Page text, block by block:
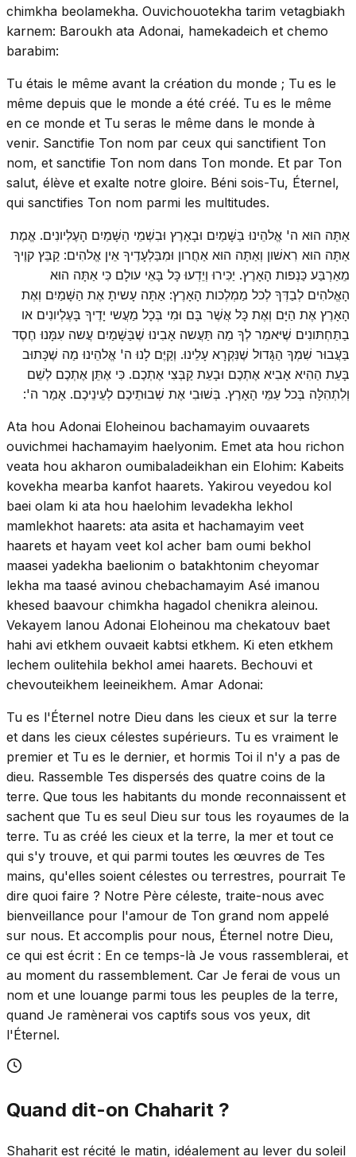
chimkha beolamekha. Ouvichouotekha tarim vetagbiakh
karnem: Baroukh ata Adonai, hamekadeich et chemo
barabim:
Tu étais le même avant la création du monde ; Tu es le
même depuis que le monde a été créé. Tu es le même
en ce monde et Tu seras le même dans le monde à
venir. Sanctifie Ton nom par ceux qui sanctifient Ton
nom, et sanctifie Ton nom dans Ton monde. Et par Ton
salut, élève et exalte notre gloire. Béni sois-Tu, Éternel,
qui sanctifies Ton nom parmi les multitudes.
אַתָּה הוּא ה' אֱלהֵינוּ בַּשָּׁמַיִם וּבָאָרֶץ וּבִשְׁמֵי הַשָּׁמַיִם הָעֶלְיונִים. אֱמֶת
אַתָּה הוּא רִאשׁון וְאַתָּה הוּא אַחֲרון וּמִבַּלְעָדֶיךָ אֵין אֱלהִים: קַבֵּץ קוֶיךָ
מֵאַרְבַּע כַּנְפות הָאָרֶץ. יַכִּירוּ וְיֵדְעוּ כָּל בָּאֵי עולָם כִּי אַתָּה הוּא
הָאֱלהִים לְבַדְּךָ לְכל מַמְלְכות הָאָרֶץ: אַתָּה עָשיתָ אֶת הַשָּׁמַיִם וְאֶת
הָאָרֶץ אֶת הַיָּם וְאֶת כָּל אֲשֶׁר בָּם וּמִי בְּכָל מַעֲשי יָדֶיךָ בָּעֶלְיונִים או
בַתַּחְתּונִים שֶׁיּאמַר לְךָ מַה תַּעֲשה אָבִינוּ שֶׁבַּשָּׁמַיִם עֲשה עִמָּנוּ חֶסֶד
בַּעֲבוּר שִׁמְךָ הַגָּדול שֶׁנִּקְרָא עָלֵינוּ. וְקַיֶּם לָנוּ ה' אֱלהֵינוּ מַה שֶׁכָּתוּב
בָּעֵת הַהִיא אָבִיא אֶתְכֶם וּבָעֵת קַבְּצִי אֶתְכֶם. כִּי אֶתֵּן אֶתְכֶם לְשֵׁם
וְלִתְהִלָּה בְּכל עַמֵּי הָאָרֶץ. בְּשׁוּבִי אֶת שְׁבוּתֵיכֶם לְעֵינֵיכֶם. אָמַר ה':
Ata hou Adonai Eloheinou bachamayim ouvaarets
ouvichmei hachamayim haelyonim. Emet ata hou richon
veata hou akharon oumibaladeikhan ein Elohim: Kabeits
kovekha mearba kanfot haarets. Yakirou veyedou kol
baei olam ki ata hou haelohim levadekha lekhol
mamlekhot haarets: ata asita et hachamayim veet
haarets et hayam veet kol acher bam oumi bekhol
maasei yadekha baelionim o batakhtonim cheyomar
lekha ma taasé avinou chebachamayim Asé imanou
khesed baavour chimkha hagadol chenikra aleinou.
Vekayem lanou Adonai Eloheinou ma chekatouv baet
hahi avi etkhem ouvaeit kabtsi etkhem. Ki eten etkhem
lechem oulitehila bekhol amei haarets. Bechouvi et
chevouteikhem leeineikhem. Amar Adonai:
Tu es l'Éternel notre Dieu dans les cieux et sur la terre
et dans les cieux célestes supérieurs. Tu es vraiment le
premier et Tu es le dernier, et hormis Toi il n'y a pas de
dieu. Rassemble Tes dispersés des quatre coins de la
terre. Que tous les habitants du monde reconnaissent et
sachent que Tu es seul Dieu sur tous les royaumes de la
terre. Tu as créé les cieux et la terre, la mer et tout ce
qui s'y trouve, et qui parmi toutes les œuvres de Tes
mains, qu'elles soient célestes ou terrestres, pourrait Te
dire quoi faire ? Notre Père céleste, traite-nous avec
bienveillance pour l'amour de Ton grand nom appelé
sur nous. Et accomplis pour nous, Éternel notre Dieu,
ce qui est écrit : En ce temps-là Je vous rassemblerai, et
au moment du rassemblement. Car Je ferai de vous un
nom et une louange parmi tous les peuples de la terre,
quand Je ramènerai vos captifs sous vos yeux, dit
l'Éternel.
Quand dit-on Chaharit ?
Shaharit est récité le matin, idéalement au lever du soleil